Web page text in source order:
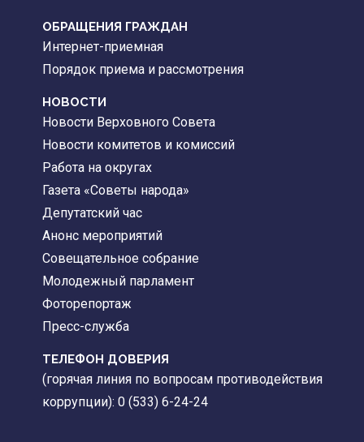
ОБРАЩЕНИЯ ГРАЖДАН
Интернет-приемная
Порядок приема и рассмотрения
НОВОСТИ
Новости Верховного Совета
Новости комитетов и комиссий
Работа на округах
Газета «Советы народа»
Депутатский час
Анонс мероприятий
Совещательное собрание
Молодежный парламент
Фоторепортаж
Пресс-служба
ТЕЛЕФОН ДОВЕРИЯ
(горячая линия по вопросам противодействия
коррупции): 0 (533) 6-24-24